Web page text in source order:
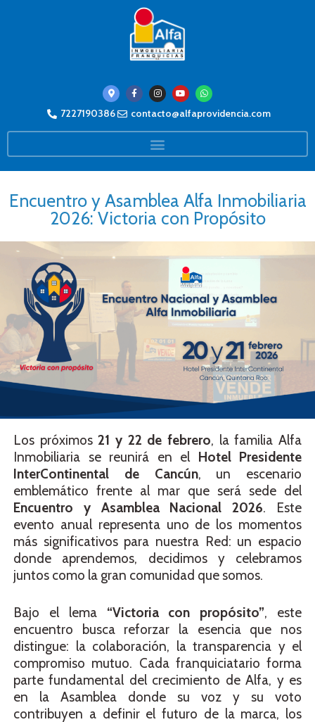
7227190386 contacto@alfaprovidencia.com
Encuentro y Asamblea Alfa Inmobiliaria
2026: Victoria con Propósito
Los próximos21 y 22 de febrero, la familia Alfa
Inmobiliaria se reunirá en el Hotel Presidente
InterContinental de Cancún, un escenario
emblemático frente al mar que será sede del
Encuentro y Asamblea Nacional 2026. Este
evento anual representa uno de los momentos
más significativos para nuestra Red: un espacio
donde aprendemos, decidimos y celebramos
juntos como la gran comunidad que somos.
Bajo el lema “Victoria con propósito”, este
encuentro busca reforzar la esencia que nos
distingue: la colaboración, la transparencia y el
compromiso mutuo. Cada franquiciatario forma
parte fundamental del crecimiento de Alfa, y es
en la Asamblea donde su voz y su voto
contribuyen a definir el futuro de la marca, los